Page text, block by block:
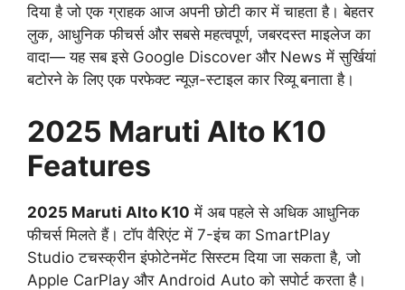
दिया है जो एक ग्राहक आज अपनी छोटी कार में चाहता है। बेहतर
लुक, आधुनिक फीचर्स और सबसे महत्वपूर्ण, जबरदस्त माइलेज का
वादा— यह सब इसे Google Discover और News में सुर्खियां
बटोरने के लिए एक परफेक्ट न्यूज़-स्टाइल कार रिव्यू बनाता है।
2025 Maruti Alto K10
Features
2025 Maruti Alto K10 में अब पहले से अधिक आधुनिक
फीचर्स मिलते हैं। टॉप वैरिएंट में 7-इंच का SmartPlay
Studio टचस्क्रीन इंफोटेनमेंट सिस्टम दिया जा सकता है, जो
Apple CarPlay और Android Auto को सपोर्ट करता है।